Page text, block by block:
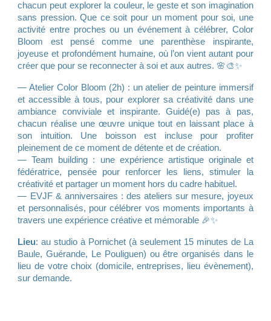
chacun peut explorer la couleur, le geste et son imagination
sans pression. Que ce soit pour un moment pour soi, une
activité entre proches ou un événement à célébrer, Color
Bloom est pensé comme une parenthèse inspirante,
joyeuse et profondément humaine, où l’on vient autant pour
créer que pour se reconnecter à soi et aux autres. 🌸🎨✨
— Atelier Color Bloom (2h) : un atelier de peinture immersif
et accessible à tous, pour explorer sa créativité dans une
ambiance conviviale et inspirante. Guidé(e) pas à pas,
chacun réalise une œuvre unique tout en laissant place à
son intuition. Une boisson est incluse pour profiter
pleinement de ce moment de détente et de création.
— Team building : une expérience artistique originale et
fédératrice, pensée pour renforcer les liens, stimuler la
créativité et partager un moment hors du cadre habituel.
— EVJF & anniversaires : des ateliers sur mesure, joyeux
et personnalisés, pour célébrer vos moments importants à
travers une expérience créative et mémorable 🎉✨
Lieu: au studio à Pornichet (à seulement 15 minutes de La
Baule, Guérande, Le Pouliguen) ou être organisés dans le
lieu de votre choix (domicile, entreprises, lieu évènement),
sur demande.